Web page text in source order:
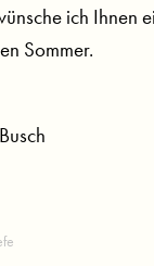
ich Ihnen
Sommer.